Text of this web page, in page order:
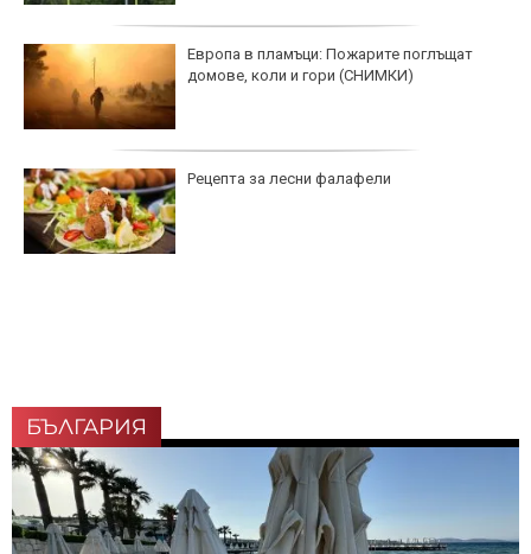
Европа в пламъци: Пожарите поглъщат
домове, коли и гори (СНИМКИ)
Рецепта за лесни фалафели
БЪЛГАРИЯ